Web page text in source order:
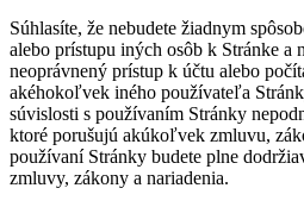
Súhlasíte, že nebudete žiadnym
alebo prístupu iných osôb k Stránke a
neoprávnený prístup k účtu alebo
akéhokoľvek iného používateľa
súvislosti s používaním Stránky
ktoré porušujú akúkoľvek zmluvu,
používaní Stránky budete plne
zmluvy, zákony a nariadenia.